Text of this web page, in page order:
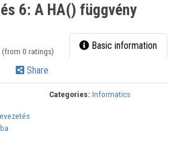
6: A HA() függvény
(from 0 ratings) Basic information
Share
Categories: Informatics